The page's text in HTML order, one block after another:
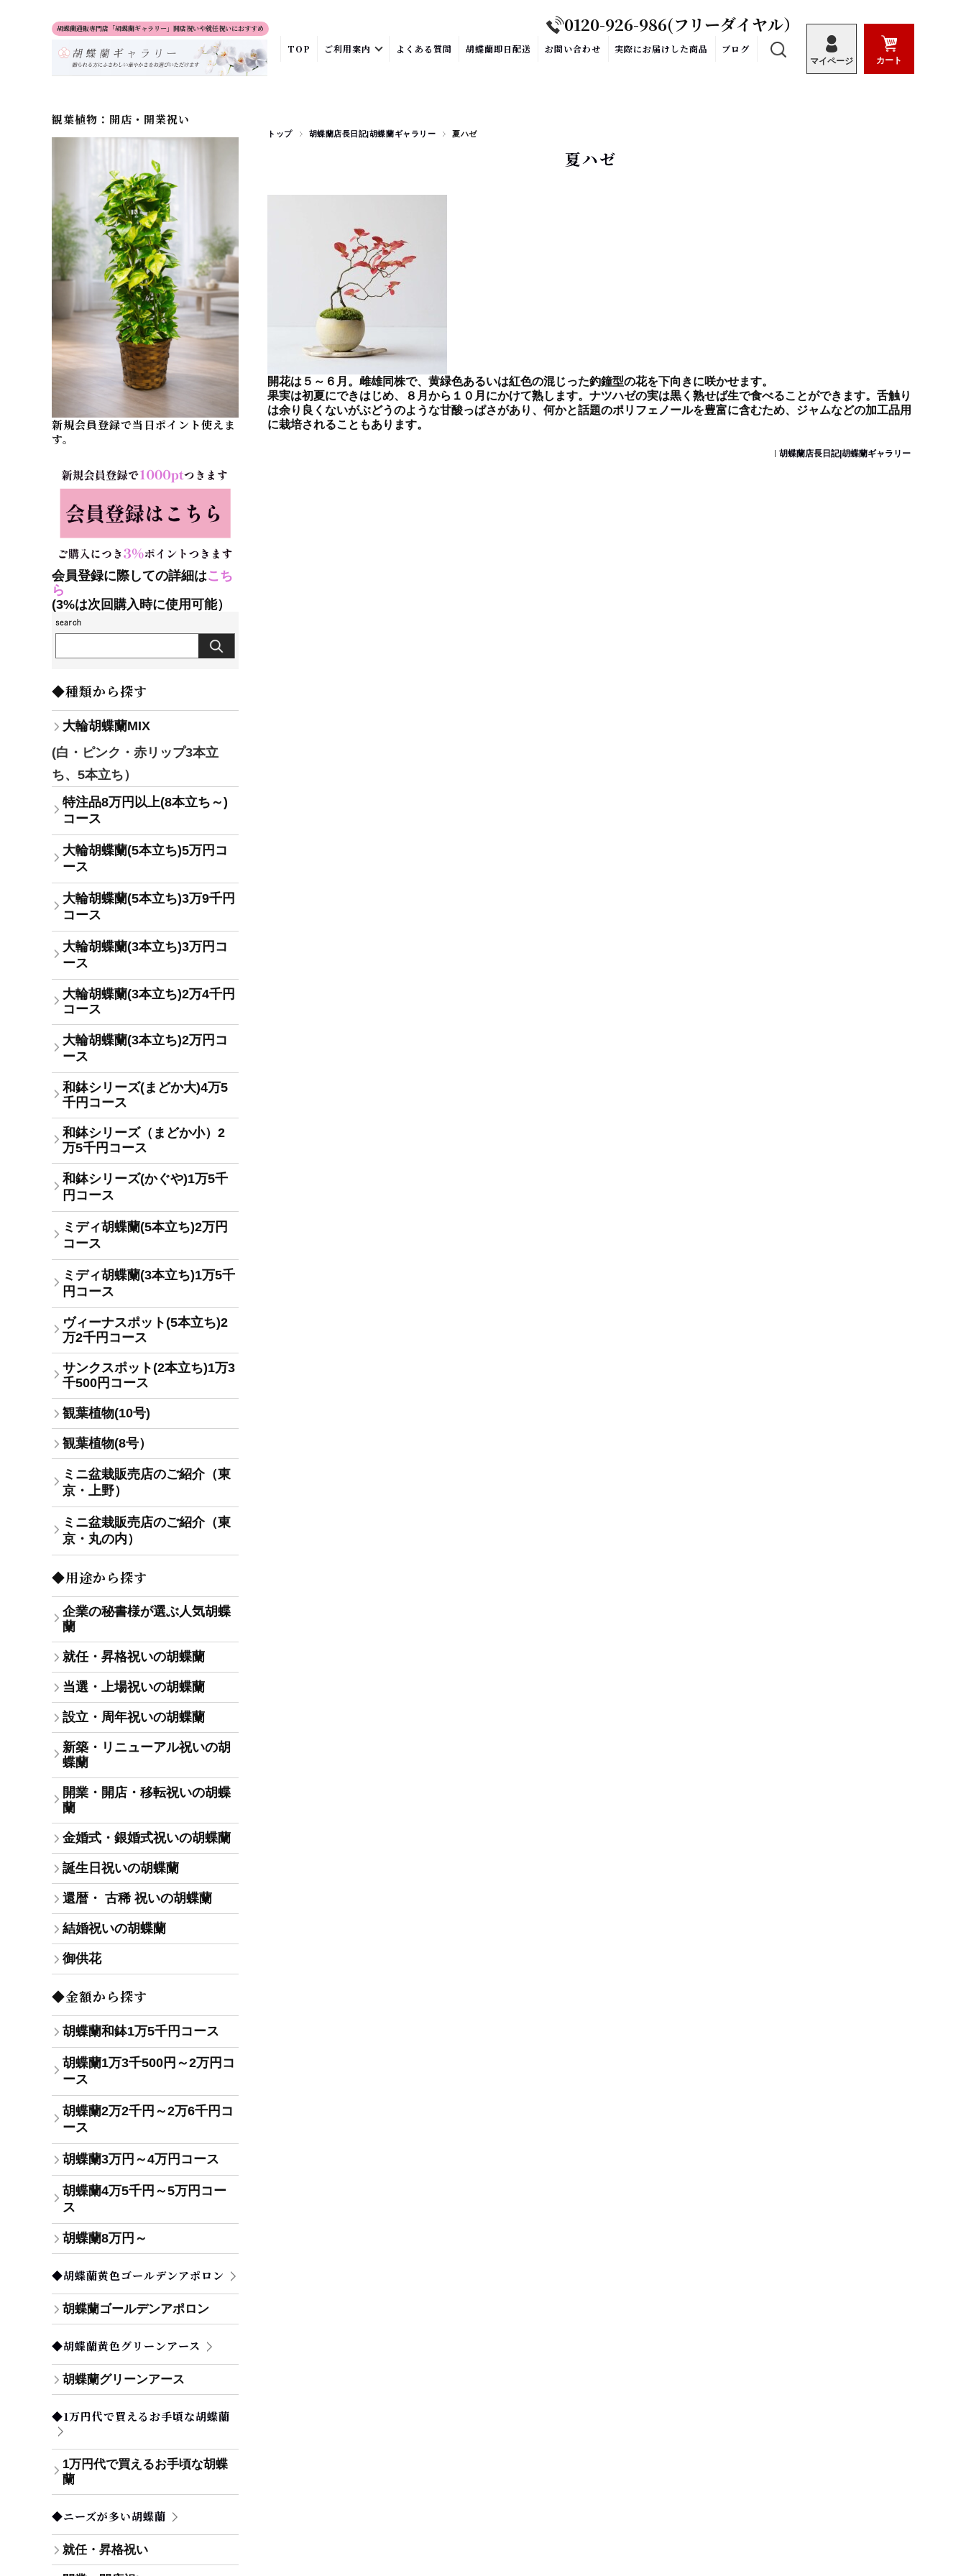
胡蝶蘭通販専門店「胡蝶蘭ギャラリー」開店祝いや就任祝いにおすすめ 0120-926-986(フリーダイヤル）
TOP ご利用案内 よくある質問 胡蝶蘭即日配送 お問い合わせ 実際にお届けした商品 ブログ
マイページ カート
トップ 胡蝶蘭店長日記|胡蝶蘭ギャラリー 夏ハゼ
夏ハゼ
開花は５～６月。雌雄同株で、黄緑色あるいは紅色の混じった釣鐘型の花を下向きに咲かせます。
果実は初夏にできはじめ、８月から１０月にかけて熟します。ナツハゼの実は黒く熟せば生で食べることができます。舌触り
は余り良くないがぶどうのような甘酸っぱさがあり、何かと話題のポリフェノールを豊富に含むため、ジャムなどの加工品用
に栽培されることもあります。
胡蝶蘭店長日記|胡蝶蘭ギャラリー
観葉植物：開店・開業祝い
新規会員登録で当日ポイント使えま
す。
会員登録に際しての詳細はこち
ら
(3%は次回購入時に使用可能）
◆種類から探す
大輪胡蝶蘭MIX
(白・ピンク・赤リップ3本立
ち、5本立ち）
特注品8万円以上(8本立ち～)
コース
大輪胡蝶蘭(5本立ち)5万円コ
ース
大輪胡蝶蘭(5本立ち)3万9千円
コース
大輪胡蝶蘭(3本立ち)3万円コ
ース
大輪胡蝶蘭(3本立ち)2万4千円
コース
大輪胡蝶蘭(3本立ち)2万円コ
ース
和鉢シリーズ(まどか大)4万5
千円コース
和鉢シリーズ（まどか小）2
万5千円コース
和鉢シリーズ(かぐや)1万5千
円コース
ミディ胡蝶蘭(5本立ち)2万円
コース
ミディ胡蝶蘭(3本立ち)1万5千
円コース
ヴィーナスポット(5本立ち)2
万2千円コース
サンクスポット(2本立ち)1万3
千500円コース
観葉植物(10号)
観葉植物(8号）
ミニ盆栽販売店のご紹介（東
京・上野）
ミニ盆栽販売店のご紹介（東
京・丸の内）
◆用途から探す
企業の秘書様が選ぶ人気胡蝶
蘭
就任・昇格祝いの胡蝶蘭
当選・上場祝いの胡蝶蘭
設立・周年祝いの胡蝶蘭
新築・リニューアル祝いの胡
蝶蘭
開業・開店・移転祝いの胡蝶
蘭
金婚式・銀婚式祝いの胡蝶蘭
誕生日祝いの胡蝶蘭
還暦・ 古稀 祝いの胡蝶蘭
結婚祝いの胡蝶蘭
御供花
◆金額から探す
胡蝶蘭和鉢1万5千円コース
胡蝶蘭1万3千500円～2万円コ
ース
胡蝶蘭2万2千円～2万6千円コ
ース
胡蝶蘭3万円～4万円コース
胡蝶蘭4万5千円～5万円コー
ス
胡蝶蘭8万円～
◆胡蝶蘭黄色ゴールデンアポロン
胡蝶蘭ゴールデンアポロン
◆胡蝶蘭黄色グリーンアース
胡蝶蘭グリーンアース
◆1万円代で買えるお手頃な胡蝶蘭
1万円代で買えるお手頃な胡蝶
蘭
◆ニーズが多い胡蝶蘭
就任・昇格祝い